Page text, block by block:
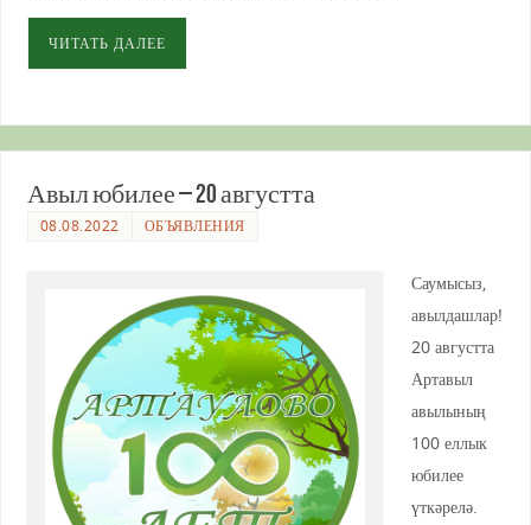
ЧИТАТЬ ДАЛЕЕ
Авыл юбилее – 20 августта
08.08.2022 ОБЪЯВЛЕНИЯ
Саумысыз,
авылдашлар!
20 августта
Артавыл
авылының
100 еллык
юбилее
үткәрелә.